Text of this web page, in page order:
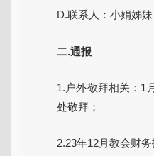
D.联系人：小娟姊妹
二.通报
1.户外敬拜相关：1
处敬拜；
2.23年12月教会财务